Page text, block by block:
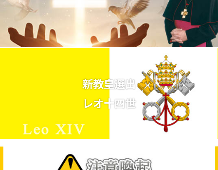
新教皇選出
レオ十四世